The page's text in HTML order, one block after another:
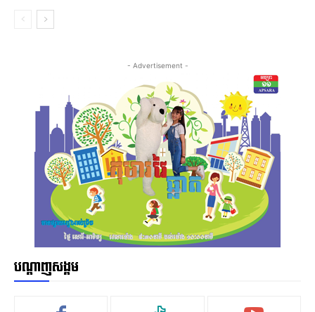
- Advertisement -
បណ្ដាញសង្គម